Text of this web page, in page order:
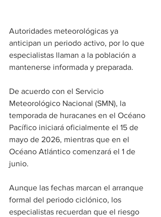
Autoridades meteorológicas ya
anticipan un periodo activo, por lo que
especialistas llaman a la población a
mantenerse informada y preparada.
De acuerdo con el Servicio
Meteorológico Nacional (SMN), la
temporada de huracanes en el Océano
Pacífico iniciará oficialmente el 15 de
mayo de 2026, mientras que en el
Océano Atlántico comenzará el 1 de
junio.
Aunque las fechas marcan el arranque
formal del periodo ciclónico, los
especialistas recuerdan que el riesgo